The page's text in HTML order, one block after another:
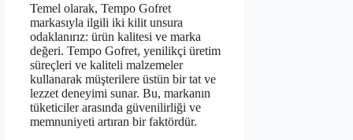
Temel olarak, Tempo Gofret
markasıyla ilgili iki kilit unsura
odaklanırız: ürün kalitesi ve marka
değeri. Tempo Gofret, yenilikçi üretim
süreçleri ve kaliteli malzemeler
kullanarak müşterilere üstün bir tat ve
lezzet deneyimi sunar. Bu, markanın
tüketiciler arasında güvenilirliği ve
memnuniyeti artıran bir faktördür.